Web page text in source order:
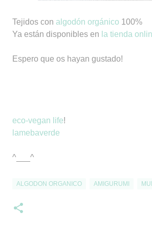
Tejidos con algodón orgánico 100%
Ya están disponibles en la tienda
Espero que os hayan gustado!
eco-vegan life!
lamebaverde
^___^
ALGODON ORGANICO AMIGURUMI